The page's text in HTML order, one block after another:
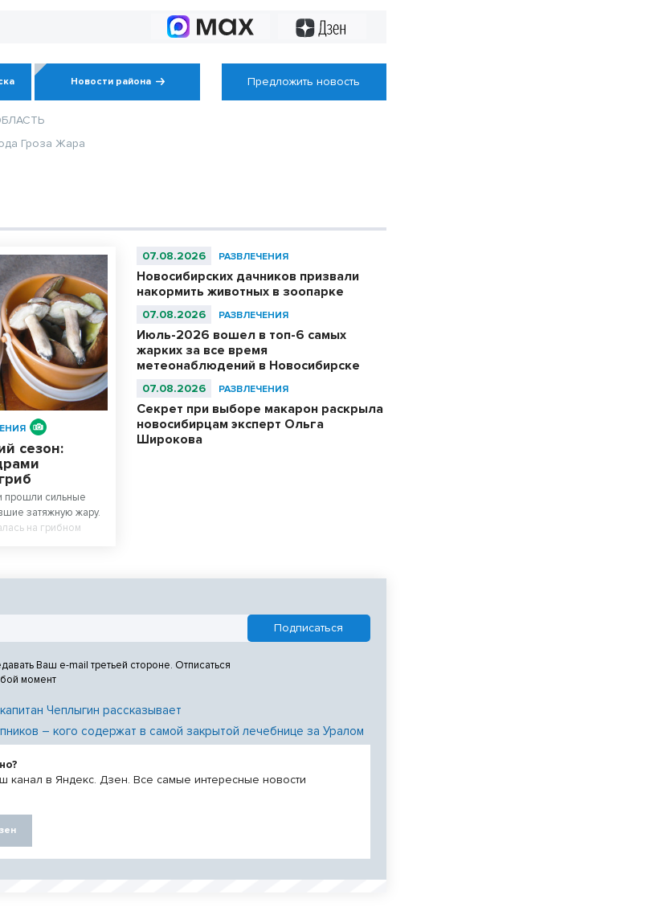
Новости района Предложить новость
Гроза Жара
сезон:
прошли сильные
затяжную жару.
на грибном
07.08.2026 РАЗВЛЕЧЕНИЯ
Новосибирских дачников призвали
накормить животных в зоопарке
07.08.2026 РАЗВЛЕЧЕНИЯ
Июль-2026 вошел в топ-6 самых
жарких за все время
метеонаблюдений в Новосибирске
07.08.2026 РАЗВЛЕЧЕНИЯ
Секрет при выборе макарон раскрыла
новосибирцам эксперт Ольга
Широкова
Ваш e-mail третьей стороне. Отписаться
момент
Чеплыгин рассказывает
– кого содержат в самой закрытой лечебнице за Уралом
канал в Яндекс. Дзен. Все самые интересные новости